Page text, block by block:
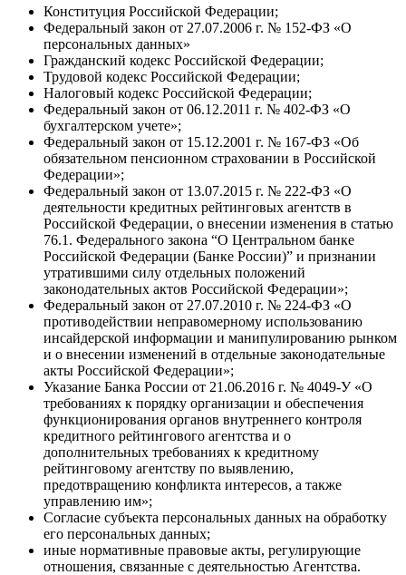
Конституция Российской Федерации;
Федеральный закон от 27.07.2006 г. № 152-ФЗ «О
персональных данных»
Гражданский кодекс Российской Федерации;
Трудовой кодекс Российской Федерации;
Налоговый кодекс Российской Федерации;
Федеральный закон от 06.12.2011 г. № 402-ФЗ «О
бухгалтерском учете»;
Федеральный закон от 15.12.2001 г. № 167-ФЗ «Об
обязательном пенсионном страховании в Российской
Федерации»;
Федеральный закон от 13.07.2015 г. № 222-ФЗ «О
деятельности кредитных рейтинговых агентств в
Российской Федерации, о внесении изменения в статью
76.1. Федерального закона “О Центральном банке
Российской Федерации (Банке России)” и признании
утратившими силу отдельных положений
законодательных актов Российской Федерации»;
Федеральный закон от 27.07.2010 г. № 224-ФЗ «О
противодействии неправомерному использованию
инсайдерской информации и манипулированию рынком
и о внесении изменений в отдельные законодательные
акты Российской Федерации»;
Указание Банка России от 21.06.2016 г. № 4049-У «О
требованиях к порядку организации и обеспечения
функционирования органов внутреннего контроля
кредитного рейтингового агентства и о
дополнительных требованиях к кредитному
рейтинговому агентству по выявлению,
предотвращению конфликта интересов, а также
управлению им»;
Согласие субъекта персональных данных на обработку
его персональных данных;
иные нормативные правовые акты, регулирующие
отношения, связанные с деятельностью Агентства.